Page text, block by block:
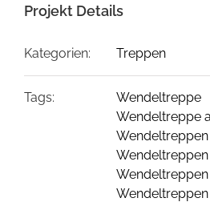
Projekt Details
Kategorien: Treppen
Tags:
Wendeltreppe
Wendeltreppe